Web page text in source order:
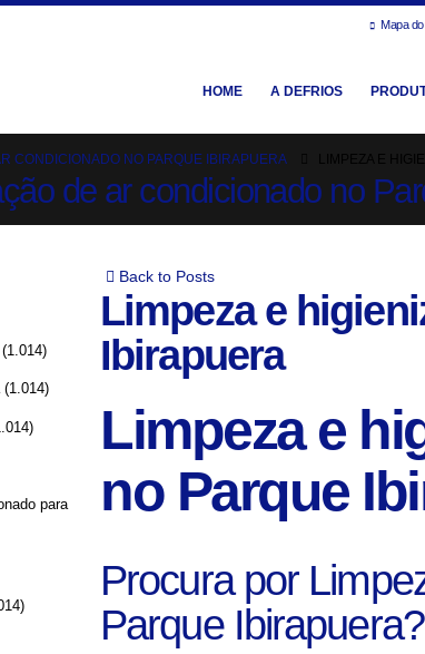
Mapa do
HOME A DEFRIOS
CONDICIONADO NO PARQUE IBIRAPUERA
de ar condicionado no
Back to Posts
Limpeza e
Ibirapuera
Limpeza e
no Parque
Procura por
Parque Ibirapuera?
(1.014)
(1.014)
para